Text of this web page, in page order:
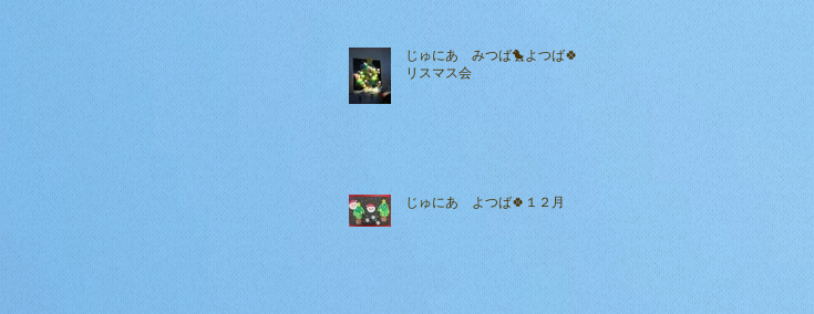
じゅにあ みつば🐤よつば🍀ク
リスマス会
じゅにあ よつば🍀１２月